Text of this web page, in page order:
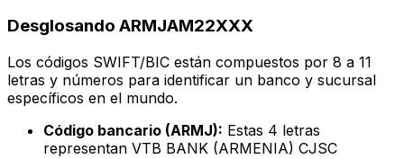
Desglosando ARMJAM22XXX
Los códigos SWIFT/BIC están compuestos por 8 a 11
letras y números para identificar un banco y sucursal
específicos en el mundo.
Código bancario (ARMJ): Estas 4 letras
representan VTB BANK (ARMENIA) CJSC